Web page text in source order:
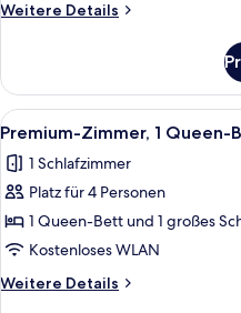
View)
Weitere Details
Weitere
1
Queen-
Bett
View)
Alle
Fotos
für
Premium-
Zimmer,
1 Queen-
Bett
und
5
Premium-Zimmer, 1 Queen-
1 Schlafzimmer
Platz für 4 Personen
1 Queen-Bett und 1 großes
Kostenloses WLAN
Weitere Details
Weitere